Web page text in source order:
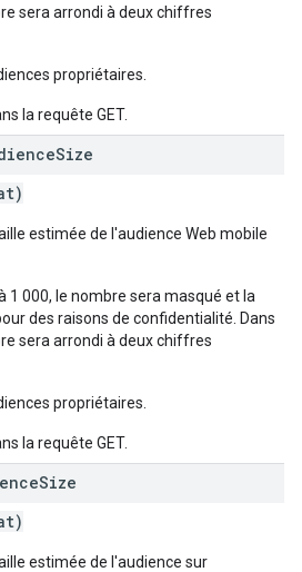
sera arrondi à deux chiffres
propriétaires.
la requête GET.
Size
estimée de l'audience Web mobile
1 000, le nombre sera masqué et la
des raisons de confidentialité. Dans
sera arrondi à deux chiffres
propriétaires.
la requête GET.
Size
estimée de l'audience sur